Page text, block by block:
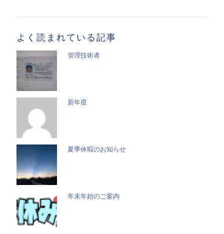
よく読まれている記事
管理技術者
新年度
夏季休暇のお知らせ
年末年始のご案内